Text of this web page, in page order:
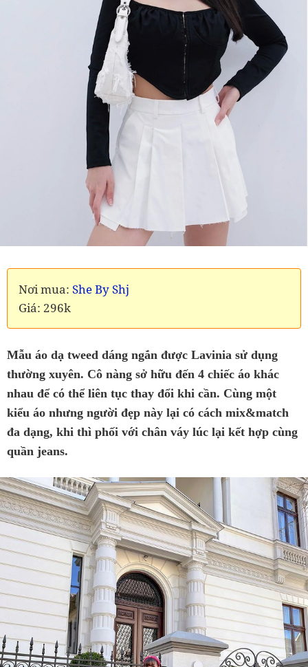
Nơi mua: She By Shj
Giá: 296k
Mẫu áo dạ tweed dáng ngắn được Lavinia sử dụng
thường xuyên. Cô nàng sở hữu đến 4 chiếc áo khác
nhau để có thể liên tục thay đổi khi cần. Cùng một
kiểu áo nhưng người đẹp này lại có cách mix&match
đa dạng, khi thì phối với chân váy lúc lại kết hợp cùng
quần jeans.